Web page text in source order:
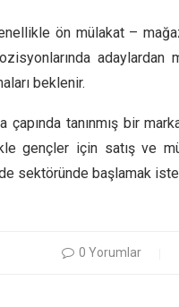
ön mülakat –
beklenir.
çapında tanınmış bir
gençler için satış ve
sektöründe başlamak
0 Yorumlar